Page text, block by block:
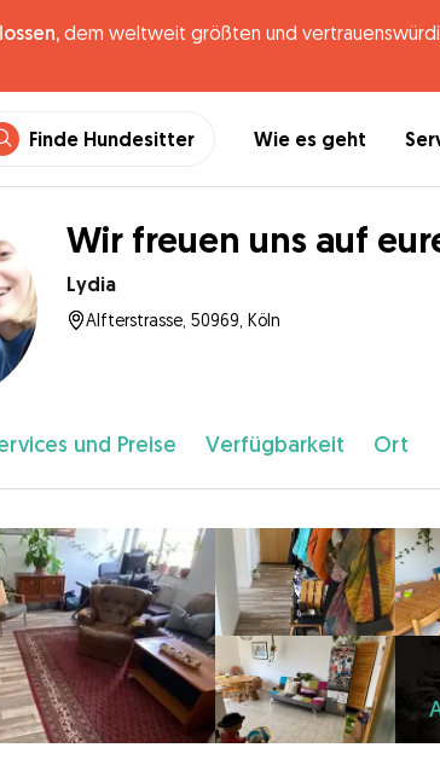
dem weltweit größten und
Finde Hundesitter Wie es geht
Wir freuen uns auf
Lydia
Alfterstrasse, 50969, Köln
und Preise Verfügbarkeit Ort